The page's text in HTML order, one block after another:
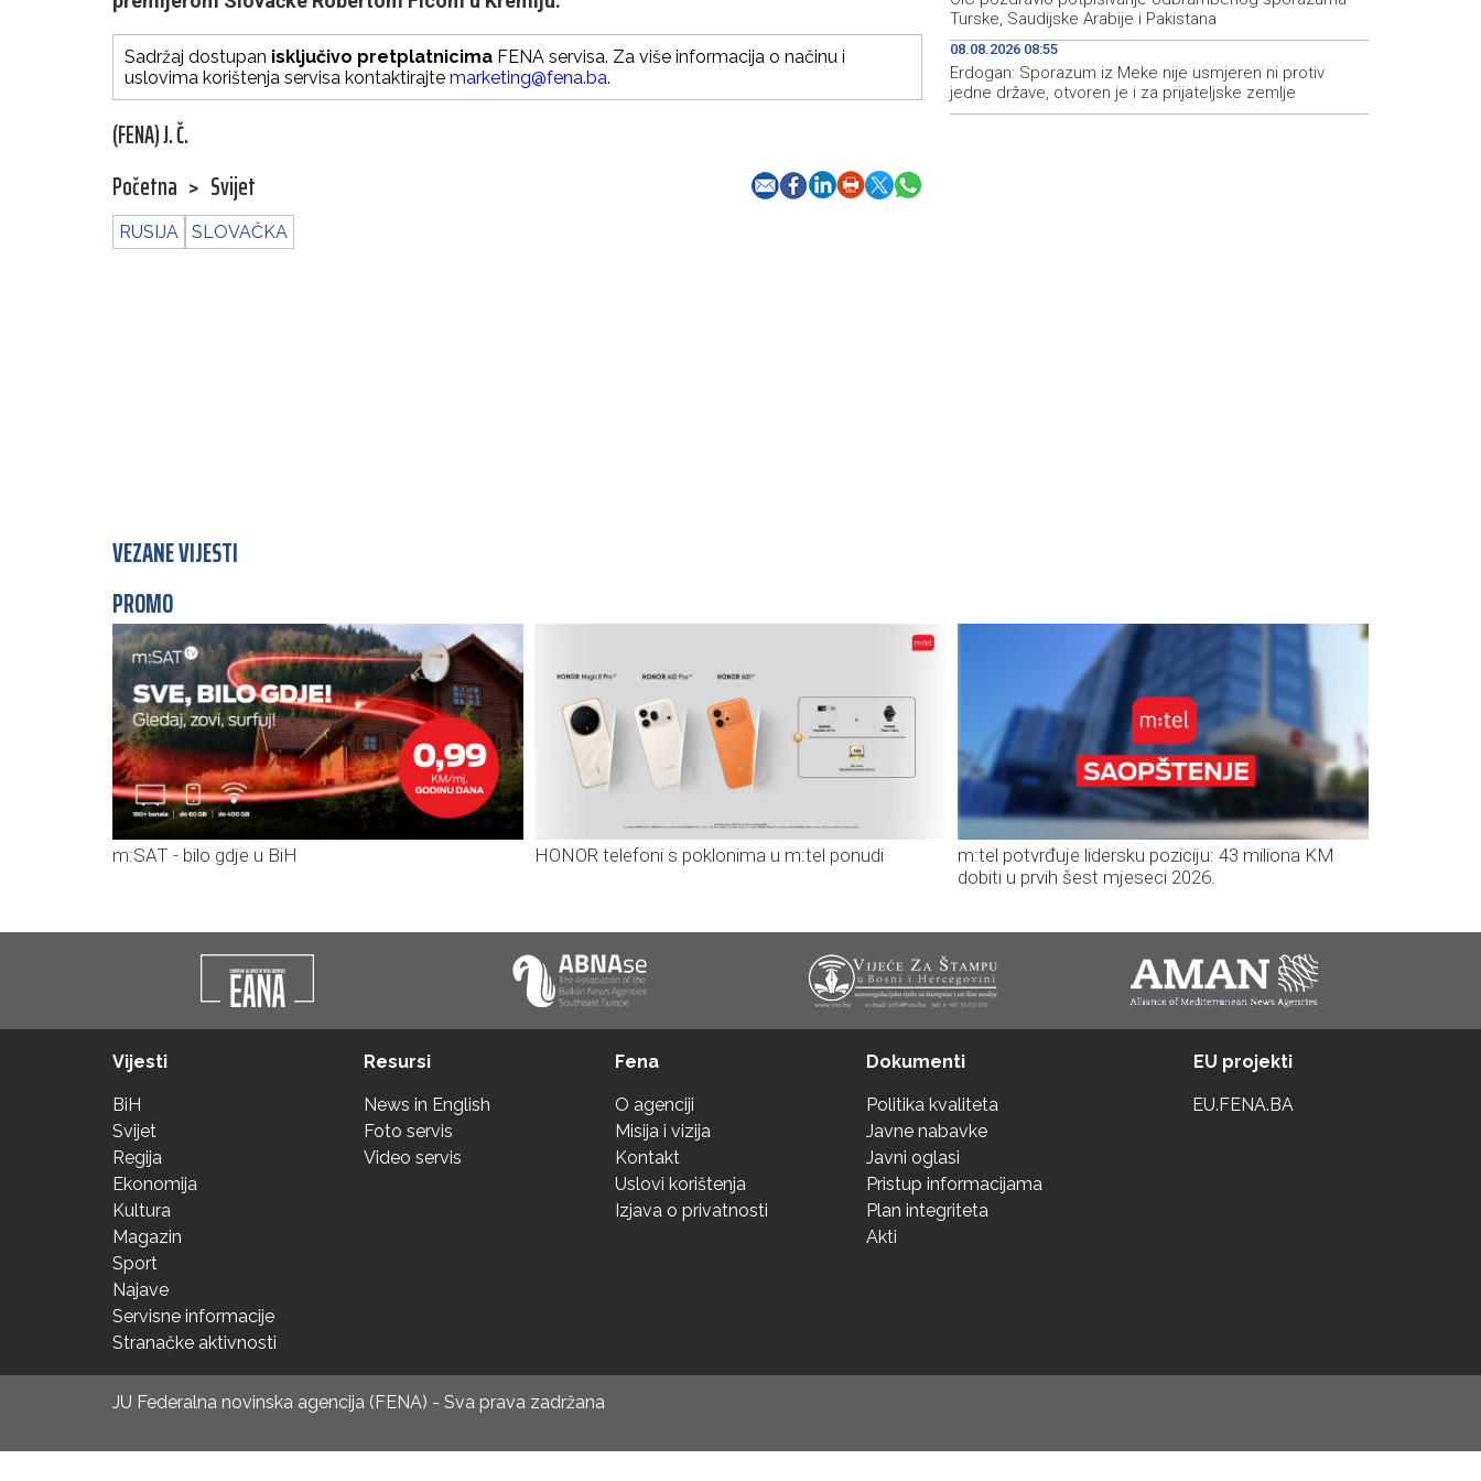
Sadržaj dostupan isključivo pretplatnicima FENA servisa. Za više informacija o načinu i
uslovima korištenja servisa kontaktirajte marketing@fena.ba.
(FENA) J. Č.
Početna > Svijet
RUSIJA SLOVAČKA
Turske, Saudijske Arabije i Pakistana
08.08.2026 08:55
Erdogan: Sporazum iz Meke nije usmjeren ni protiv
jedne države, otvoren je i za prijateljske zemlje
VEZANE VIJESTI
PROMO
m:SAT - bilo gdje u BiH HONOR telefoni s poklonima u m:tel ponudi
m:tel potvrđuje lidersku poziciju: 43 miliona KM
dobiti u prvih šest mjeseci 2026.
Vijesti
BiH
Svijet
Regija
Ekonomija
Kultura
Magazin
Sport
Najave
Servisne informacije
Stranačke aktivnosti
Resursi
News in English
Foto servis
Video servis
Fena
O agenciji
Misija i vizija
Kontakt
Uslovi korištenja
Izjava o privatnosti
Dokumenti
Politika kvaliteta
Javne nabavke
Javni oglasi
Pristup informacijama
Plan integriteta
Akti
EU projekti
EU.FENA.BA
JU Federalna novinska agencija (FENA) - Sva prava zadržana